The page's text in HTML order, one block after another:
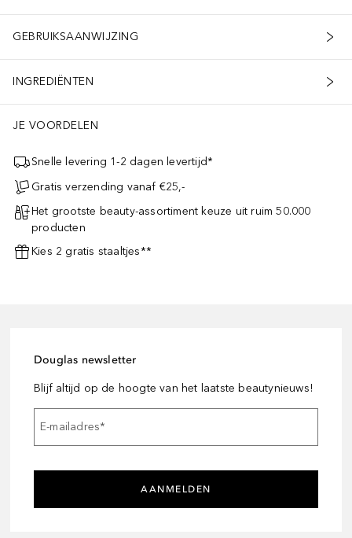
GEBRUIKSAANWIJZING
INGREDIËNTEN
JE VOORDELEN
Snelle levering 1-2 dagen levertijd*
Gratis verzending vanaf €25,-
Het grootste beauty-assortiment keuze uit ruim 50.000
producten
Kies 2 gratis staaltjes**
Douglas newsletter
Blijf altijd op de hoogte van het laatste beautynieuws!
E-mailadres*
AANMELDEN